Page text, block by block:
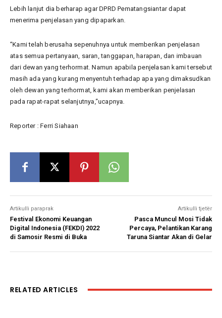
Lebih lanjut dia berharap agar DPRD Pematangsiantar dapat
menerima penjelasan yang dipaparkan.
“Kami telah berusaha sepenuhnya untuk memberikan penjelasan
atas semua pertanyaan, saran, tanggapan, harapan, dan imbauan
dari dewan yang terhormat. Namun apabila penjelasan kami tersebut
masih ada yang kurang menyentuh terhadap apa yang dimaksudkan
oleh dewan yang terhormat, kami akan memberikan penjelasan
pada rapat-rapat selanjutnya,”ucapnya.
Reporter : Ferri Siahaan
Artikulli paraprak
Festival Ekonomi Keuangan
Digital Indonesia (FEKDI) 2022
di Samosir Resmi di Buka
Artikulli tjetër
Pasca Muncul Mosi Tidak
Percaya, Pelantikan Karang
Taruna Siantar Akan di Gelar
RELATED ARTICLES